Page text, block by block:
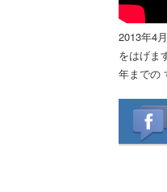
2013年4
をはげま
年までの